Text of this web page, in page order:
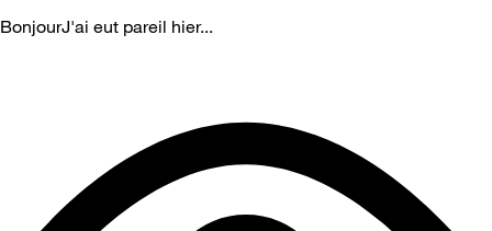
BonjourJ'ai eut pareil hier...